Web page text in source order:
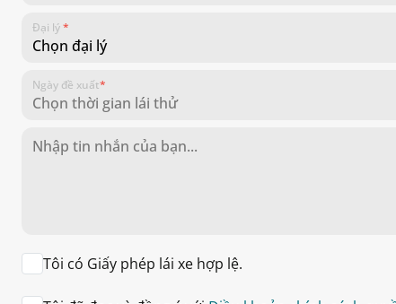
Đại lý*
Ngày đề xuất*
Tôi có Giấy phép lái xe hợp lệ.